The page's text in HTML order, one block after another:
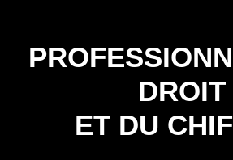
DROIT
ET DU